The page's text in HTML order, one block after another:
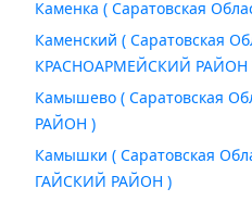
Каменка ( Саратовская
Каменский ( Саратовская
КРАСНОАРМЕЙСКИЙ РАЙОН
Камышево ( Саратовская
РАЙОН )
Камышки ( Саратовская
ГАЙСКИЙ РАЙОН )